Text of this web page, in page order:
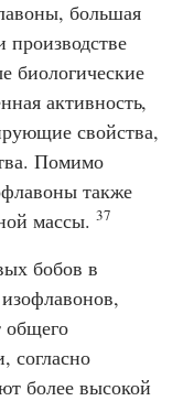
большая
производстве
биологические
активность,
свойства,
Помимо
также
массы. 37
бобов в
общего
согласно
более высокой